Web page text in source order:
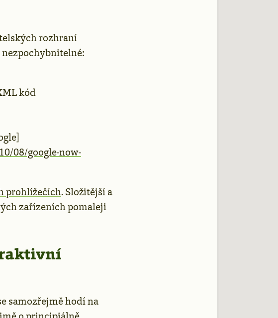
rozhraní
kód
08/google-now-
prohlížečích. Složitější a
zařízeních pomaleji
samozřejmě hodí na